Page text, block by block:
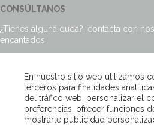
CONSÚLTANOS
¿Tienes alguna duda?, contacta con
encantados
Escríbenos
En nuestro sitio web utilizamos
terceros para finalidades
del tráfico web, personalizar el
preferencias, ofrecer funciones
mostrarle publicidad